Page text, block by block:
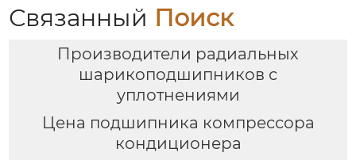
Связанный Поиск
Производители радиальных
шарикоподшипников с
уплотнениями
Цена подшипника компрессора
кондиционера